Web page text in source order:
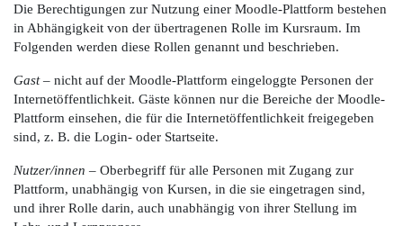
Die Berechtigungen zur Nutzung einer Moodle-Plattform bestehen
in Abhängigkeit von der übertragenen Rolle im Kursraum. Im
Folgenden werden diese Rollen genannt und beschrieben.
Gast– nicht auf der Moodle-Plattform eingeloggte Personen der
Internetöffentlichkeit. Gäste können nur die Bereiche der Moodle-
Plattform einsehen, die für die Internetöffentlichkeit freigegeben
sind, z. B. die Login- oder Startseite.
Nutzer/innen – Oberbegriff für alle Personen mit Zugang zur
Plattform, unabhängig von Kursen, in die sie eingetragen sind,
und ihrer Rolle darin, auch unabhängig von ihrer Stellung im